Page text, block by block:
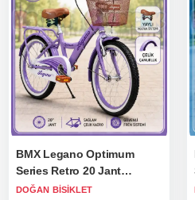
BMX Legano Optimum
Series Retro 20 Jant
Bisiklet Mor - BMX 20 Jant
DOĞAN BISIKLET